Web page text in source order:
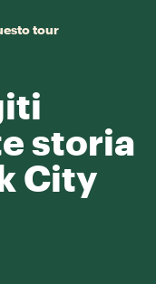
tour
storia
City